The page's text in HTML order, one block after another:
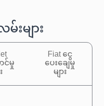
းများ
င်မှု
Fiat ငွေ
ပေးချေမှု
များ